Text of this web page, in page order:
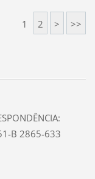
1 2 > >>
B 2865-633